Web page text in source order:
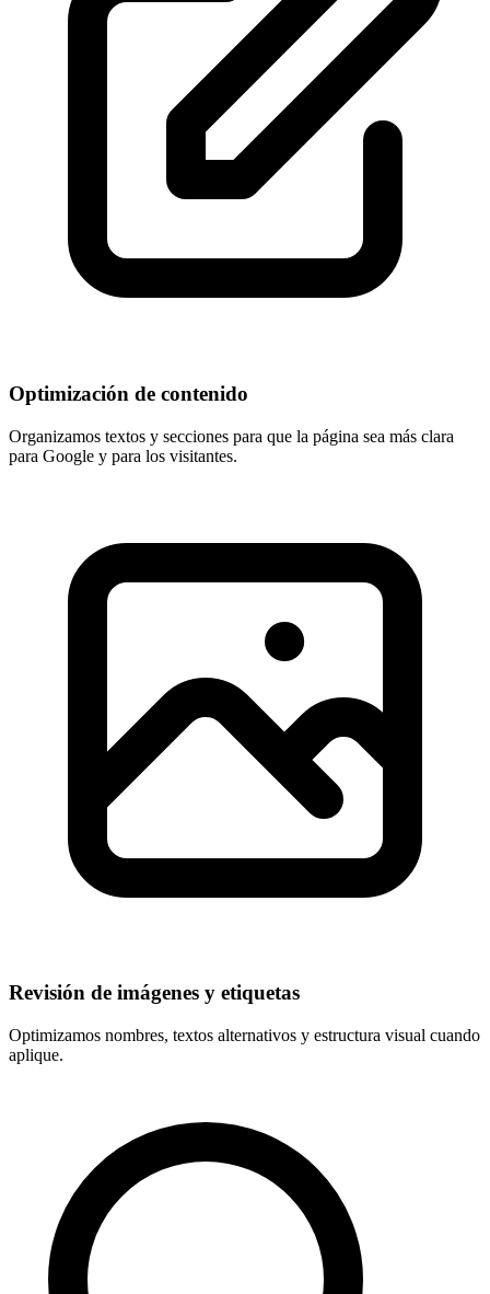
Optimización de contenido
Organizamos textos y secciones para que la página sea más clara
para Google y para los visitantes.
Revisión de imágenes y etiquetas
Optimizamos nombres, textos alternativos y estructura visual cuando
aplique.